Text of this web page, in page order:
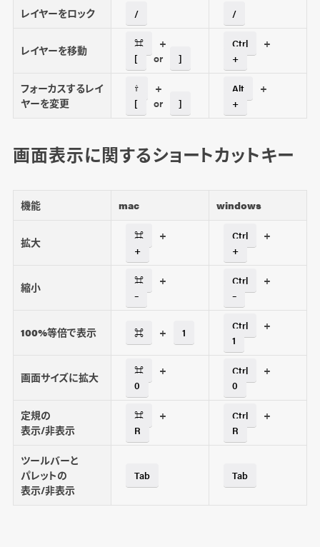
レイヤーをロック / /
レイヤーを移動 ⌘ +
[ or ]
Ctrl +
+
フォーカスするレイ
ヤーを変更
⇧ +
[ or ]
Alt +
+
画面表示に関するショートカットキー
機能 mac windows
拡大 ⌘ +
+
Ctrl +
+
縮小 ⌘ +
–
Ctrl +
–
100%等倍で表示 ⌘ + 1
Ctrl +
1
画面サイズに拡大 ⌘ +
0
Ctrl +
0
定規の
表示/非表示
⌘ +
R
Ctrl +
R
ツールバーと
パレットの
表示/非表示
Tab Tab